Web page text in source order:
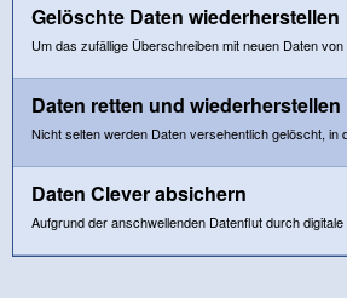
Gelöschte Daten wiederherstellen
Um das zufällige Überschreiben mit neuen Daten
Daten retten und wiederherstellen
Nicht selten werden Daten versehentlich gelöscht, in
Daten Clever absichern
Aufgrund der anschwellenden Datenflut durch